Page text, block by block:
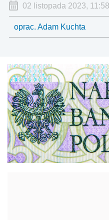
02 listopada 2023, 11:58
oprac. Adam Kuchta